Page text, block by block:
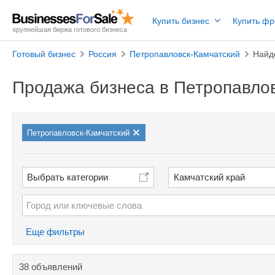
крупнейшая биржа готового бизнеса
Купить бизнес Купить
Готовый бизнес Россия Петропавловск-Камчатский
Продажа бизнеса в
Петропавловск-Камчатский
Выбрать категории Камчатский край
Еще фильтры
38 объявлений